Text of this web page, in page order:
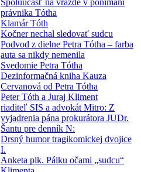
právnika Tótha
Klamár Tóth
Kočner nechal sledovať sudcu
Podvod z dielne Petra Tótha – farba
auta sa nikdy nemenila
Svedomie Petra Tótha
Dezinformačná kniha Kauza
Cervanová od Petra Tótha
Peter Tóth a Juraj Kliment
riaditeľ SIS a advokát Mitro: Z
vyjadrenia pána prokurátora JUDr.
Šantu pre denník N:
Drsný humor tragikomickej dvojice
I.
Anketa plk. Pálku očami „sudcu“